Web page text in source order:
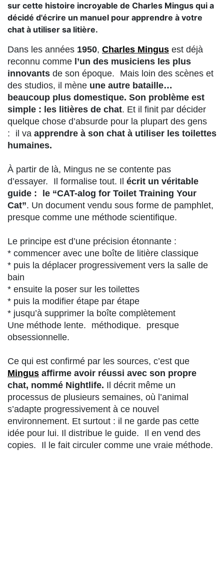
sur cette histoire incroyable de Charles Mingus qui a
décidé d'écrire un manuel pour apprendre à votre
chat à utiliser sa litière.
Dans les années 1950, Charles Mingus est déjà
reconnu comme l’un des musiciens les plus
innovants de son époque. Mais loin des scènes et
des studios, il mène une autre bataille…
beaucoup plus domestique. Son problème est
simple : les litières de chat. Et il finit par décider
quelque chose d’absurde pour la plupart des gens
: il va apprendre à son chat à utiliser les toilettes
humaines.
À partir de là, Mingus ne se contente pas
d’essayer. Il formalise tout. Il écrit un véritable
guide : le “CAT-alog for Toilet Training Your
Cat”. Un document vendu sous forme de pamphlet,
presque comme une méthode scientifique.
Le principe est d’une précision étonnante :
* commencer avec une boîte de litière classique
* puis la déplacer progressivement vers la salle de
bain
* ensuite la poser sur les toilettes
* puis la modifier étape par étape
* jusqu’à supprimer la boîte complètement
Une méthode lente. méthodique. presque
obsessionnelle.
Ce qui est confirmé par les sources, c’est que
Mingus affirme avoir réussi avec son propre
chat, nommé Nightlife. Il décrit même un
processus de plusieurs semaines, où l’animal
s’adapte progressivement à ce nouvel
environnement. Et surtout : il ne garde pas cette
idée pour lui. Il distribue le guide. Il en vend des
copies. Il le fait circuler comme une vraie méthode.